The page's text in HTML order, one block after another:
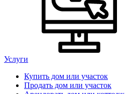
Услуги
Купить дом или участок
Продать дом или участок